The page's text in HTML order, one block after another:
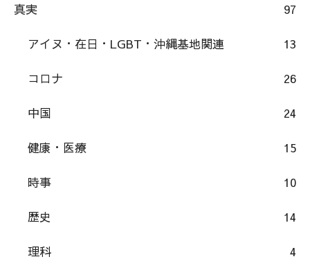
真実 97
アイヌ・在日・LGBT・沖縄基地関連 13
コロナ 26
中国 24
健康・医療 15
時事 10
歴史 14
理科 4